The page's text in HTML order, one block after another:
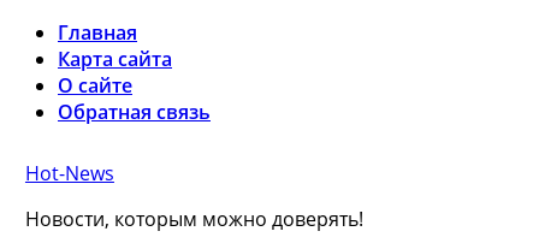
Главная
Карта сайта
О сайте
Обратная связь
Hot-News
Новости, которым можно доверять!